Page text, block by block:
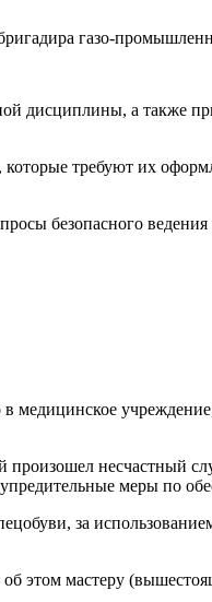
газо-
дисциплины, а также
требуют их
безопасного
произошел несчастный
меры по
за
этом мастеру